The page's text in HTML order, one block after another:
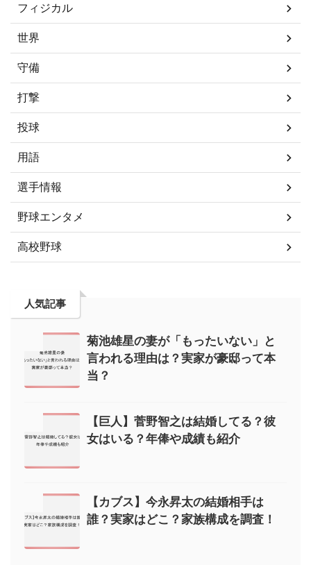
フィジカル
世界
守備
打撃
投球
用語
選手情報
野球エンタメ
高校野球
人気記事
菊池雄星の妻が「もったいない」と
言われる理由は？実家が豪邸って本
当？
【巨人】菅野智之は結婚してる？彼
女はいる？年俸や成績も紹介
【カブス】今永昇太の結婚相手は
誰？実家はどこ？家族構成を調査！